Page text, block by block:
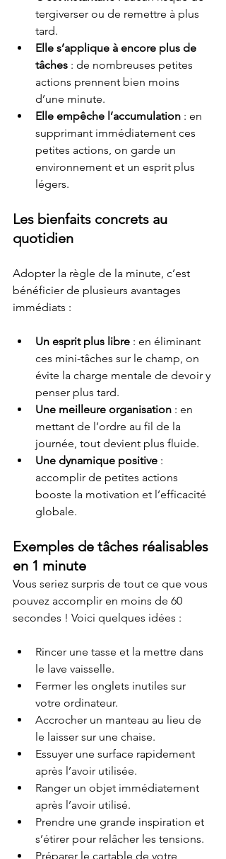
tergiverser ou de remettre à plus
tard.
Elle s’applique à encore plus de
tâches : de nombreuses petites
actions prennent bien moins
d’une minute.
Elle empêche l’accumulation : en
supprimant immédiatement ces
petites actions, on garde un
environnement et un esprit plus
légers.
Les bienfaits concrets au
quotidien
Adopter la règle de la minute, c’est
bénéficier de plusieurs avantages
immédiats :
Un esprit plus libre : en éliminant
ces mini-tâches sur le champ, on
évite la charge mentale de devoir y
penser plus tard.
Une meilleure organisation : en
mettant de l’ordre au fil de la
journée, tout devient plus fluide.
Une dynamique positive :
accomplir de petites actions
booste la motivation et l’efficacité
globale.
Exemples de tâches réalisables
en 1 minute
Vous seriez surpris de tout ce que vous
pouvez accomplir en moins de 60
secondes ! Voici quelques idées :
Rincer une tasse et la mettre dans
le lave vaisselle.
Fermer les onglets inutiles sur
votre ordinateur.
Accrocher un manteau au lieu de
le laisser sur une chaise.
Essuyer une surface rapidement
après l’avoir utilisée.
Ranger un objet immédiatement
après l’avoir utilisé.
Prendre une grande inspiration et
s’étirer pour relâcher les tensions.
Préparer le cartable de votre